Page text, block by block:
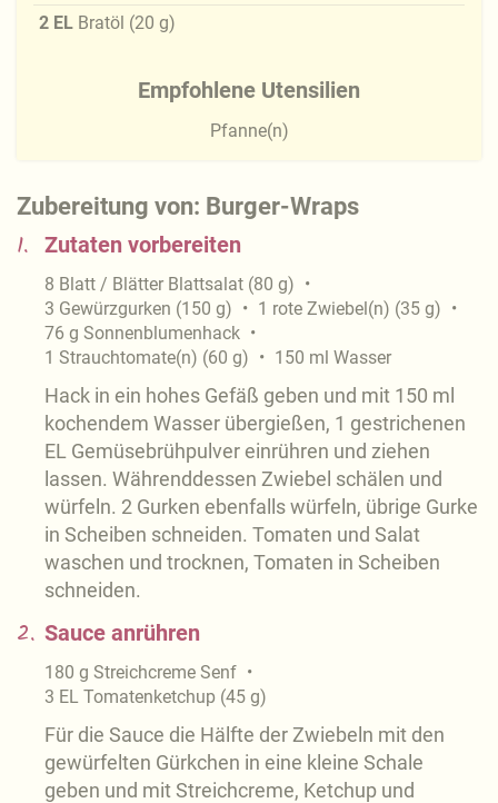
Zubereitung von: Burger-Wraps
1. Zutaten vorbereiten
8 Blatt / Blätter Blattsalat (80 g)
3 Gewürzgurken (150 g) 1 rote Zwiebel(n) (35 g)
76 g Sonnenblumenhack
1 Strauchtomate(n) (60 g) 150 ml Wasser
Hack in ein hohes Gefäß geben und mit 150 ml
kochendem Wasser übergießen, 1 gestrichenen
EL Gemüsebrühpulver einrühren und ziehen
lassen. Währenddessen Zwiebel schälen und
würfeln. 2 Gurken ebenfalls würfeln, übrige Gurke
in Scheiben schneiden. Tomaten und Salat
waschen und trocknen, Tomaten in Scheiben
schneiden.
2. Sauce anrühren
180 g Streichcreme Senf
3 EL Tomatenketchup (45 g)
Für die Sauce die Hälfte der Zwiebeln mit den
gewürfelten Gürkchen in eine kleine Schale
geben und mit Streichcreme, Ketchup und
2 EL Bratöl (20 g)
Empfohlene Utensilien
Pfanne(n)